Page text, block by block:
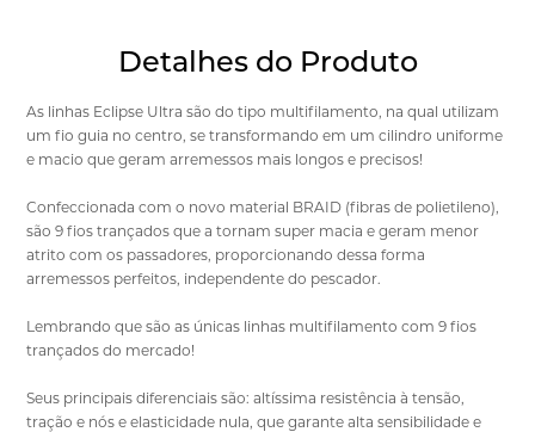
Detalhes do Produto
As linhas Eclipse Ultra são do tipo multifilamento, na qual utilizam
um fio guia no centro, se transformando em um cilindro uniforme
e macio que geram arremessos mais longos e precisos!
Confeccionada com o novo material BRAID (fibras de polietileno),
são 9 fios trançados que a tornam super macia e geram menor
atrito com os passadores, proporcionando dessa forma
arremessos perfeitos, independente do pescador.
Lembrando que são as únicas linhas multifilamento com 9 fios
trançados do mercado!
Seus principais diferenciais são: altíssima resistência à tensão,
tração e nós e elasticidade nula, que garante alta sensibilidade e